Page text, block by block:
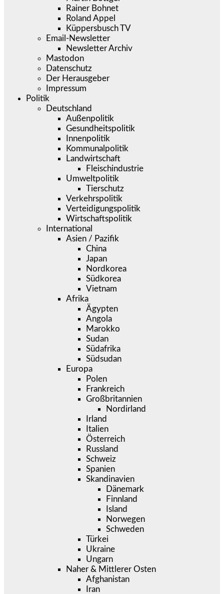
Rainer Bohnet
Roland Appel
Küppersbusch TV
Email-Newsletter
Newsletter Archiv
Mastodon
Datenschutz
Der Herausgeber
Impressum
Politik
Deutschland
Außenpolitik
Gesundheitspolitik
Innenpolitik
Kommunalpolitik
Landwirtschaft
Fleischindustrie
Umweltpolitik
Tierschutz
Verkehrspolitik
Verteidigungspolitik
Wirtschaftspolitik
International
Asien / Pazifik
China
Japan
Nordkorea
Südkorea
Vietnam
Afrika
Ägypten
Angola
Marokko
Sudan
Südafrika
Südsudan
Europa
Polen
Frankreich
Großbritannien
Nordirland
Irland
Italien
Österreich
Russland
Schweiz
Spanien
Skandinavien
Dänemark
Finnland
Island
Norwegen
Schweden
Türkei
Ukraine
Ungarn
Naher & Mittlerer Osten
Afghanistan
Iran